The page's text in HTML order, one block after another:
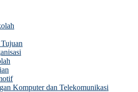
Komputer dan Telekomunikasi